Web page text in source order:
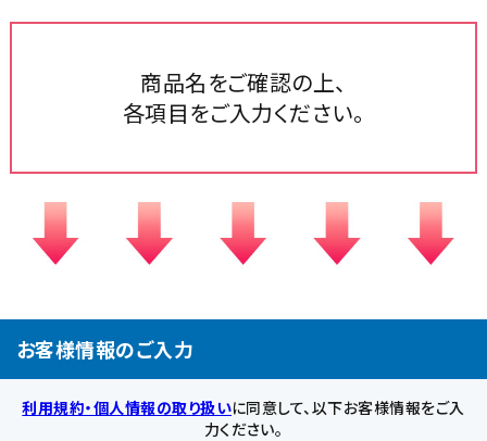
商品名をご確認の上、
各項目をご入力ください。
お客様情報のご入力
利用規約・個人情報の取り扱いに同意して、以下お客様情報をご入
力ください。